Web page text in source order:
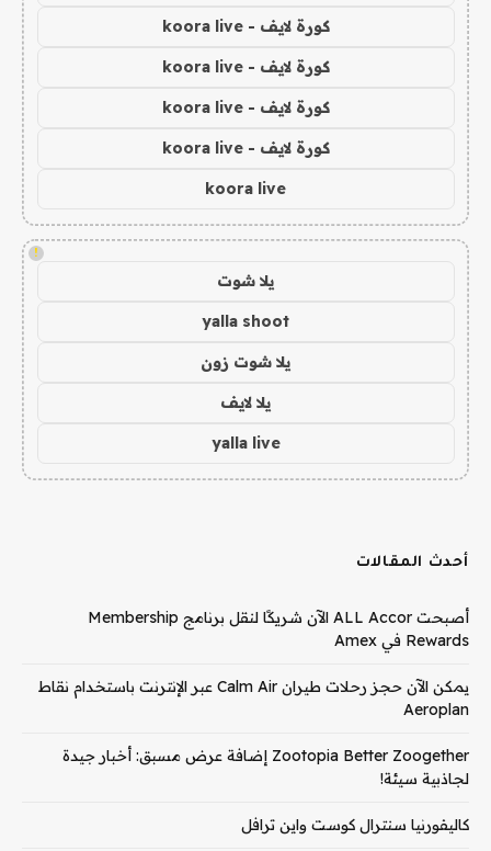
كورة لايف - koora live
كورة لايف - koora live
كورة لايف - koora live
كورة لايف - koora live
koora live
!
يلا شوت
yalla shoot
يلا شوت زون
يلا لايف
yalla live
أحدث المقالات
أصبحت ALL Accor الآن شريكًا لنقل برنامج Membership
Rewards في Amex
يمكن الآن حجز رحلات طيران Calm Air عبر الإنترنت باستخدام نقاط
Aeroplan
Zootopia Better Zoogether إضافة عرض مسبق: أخبار جيدة
لجاذبية سيئة!
كاليفورنيا سنترال كوست واين ترافل